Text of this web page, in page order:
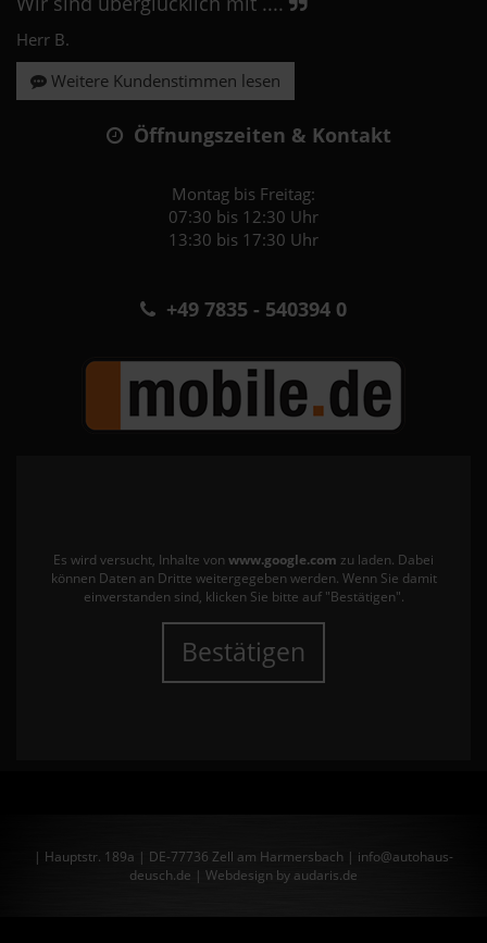
Herr B.
Weitere Kundenstimmen lesen
Öffnungszeiten & Kontakt
Montag bis Freitag:
07:30 bis 12:30 Uhr
13:30 bis 17:30 Uhr
+49 7835 - 540394 0
Es wird versucht, Inhalte von www.google.com zu laden. Dabei
können Daten an Dritte weitergegeben werden. Wenn Sie damit
einverstanden sind, klicken Sie bitte auf "Bestätigen".
Bestätigen
| Hauptstr. 189a | DE-77736 Zell am Harmersbach | info@autohaus-
deusch.de | Webdesign by audaris.de